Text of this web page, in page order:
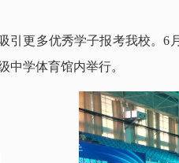
引更多优秀学子报考我校。6
中学体育馆内举行。